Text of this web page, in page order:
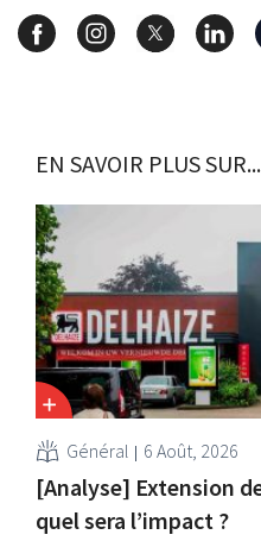
EN SAVOIR PLUS SUR...
Général 6 Août, 2026
[Analyse] Extension
quel sera l’impact ?